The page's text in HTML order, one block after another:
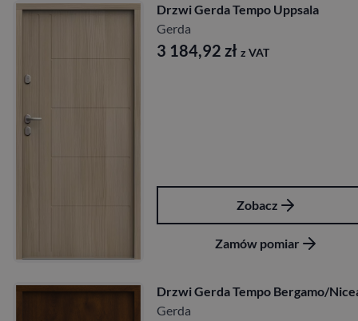
Drzwi Gerda Tempo Uppsala
Gerda
3 184,92 zł z VAT
Zobacz
Zamów pomiar
Drzwi Gerda Tempo Bergamo/
Gerda